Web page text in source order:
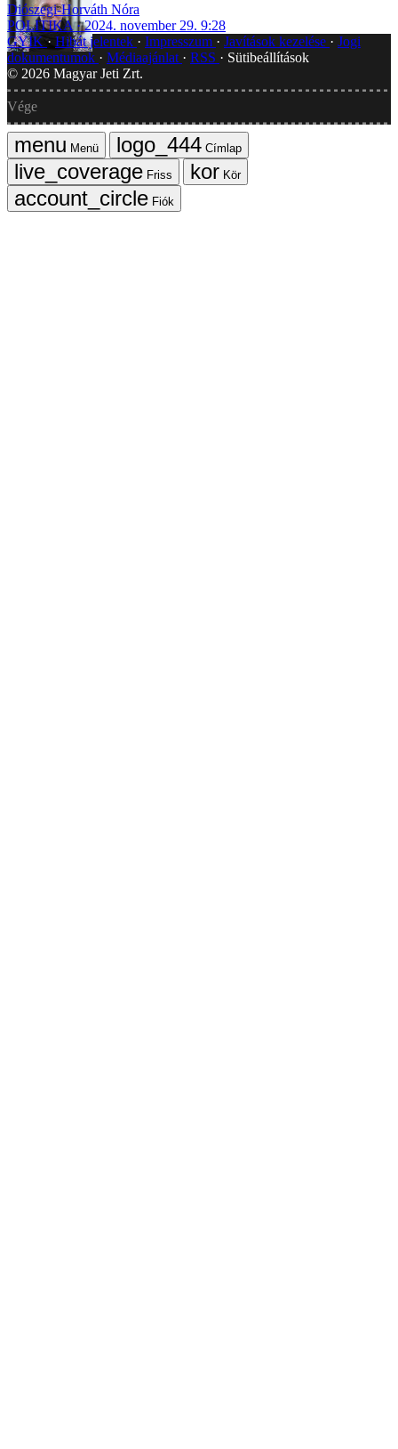
Diószegi-Horváth Nóra
POLITIKA
2024. november 29. 9:28
GYIK Hibát jelentek Impresszum Javítások kezelése
Jogi
dokumentumok
Médiaajánlat RSS
Sütibeállítások
© 2026 Magyar Jeti Zrt.
Vége
Menü
Címlap
Friss
Kör
Fiók